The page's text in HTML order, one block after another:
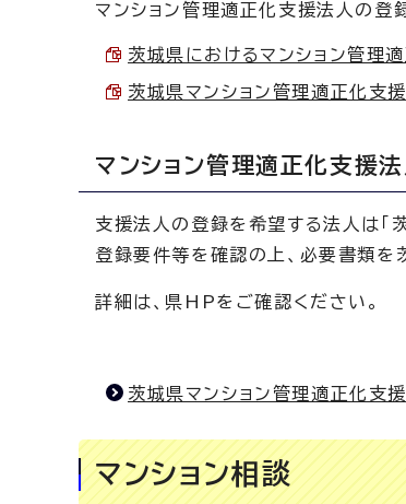
マンション管理適正化支援法人の登
茨城県におけるマンション管理
茨城県マンション管理適正化
マンション管理適正化支援
支援法人の登録を希望する法人は「
登録要件等を確認の上、必要書類を
詳細は、県HPをご確認ください。
茨城県マンション管理適正化支
マンション相談